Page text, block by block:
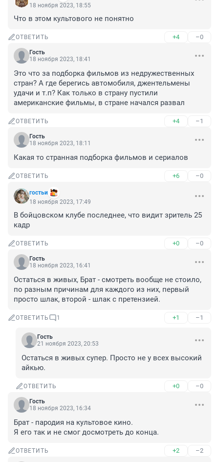
18 ноября 2023, 18:55
Что в этом культового не понятно
ОТВЕТИТЬ +4 –0
Гость
18 ноября 2023, 18:41
Это что за подборка фильмов из недружественных
стран? А где берегись автомобиля, джентельмены
удачи и т.п? Как только в страну пустили
американские фильмы, в стране начался развал
ОТВЕТИТЬ +4 –1
Гость
18 ноября 2023, 18:11
Какая то странная подборка фильмов и сериалов
ОТВЕТИТЬ +6 –0
гостьи
18 ноября 2023, 17:49
В бойцовском клубе последнее, что видит зритель 25
кадр
ОТВЕТИТЬ +0 –0
Гость
18 ноября 2023, 16:41
Остаться в живых, Брат - смотреть вообще не стоило,
по разным причинам для каждого из них, первый
просто шлак, второй - шлак с претензией.
ОТВЕТИТЬ 1 +1 –1
Гость
21 ноября 2023, 20:53
Остаться в живых супер. Просто не у всех высокий
айкью.
ОТВЕТИТЬ +0 –0
Гость
18 ноября 2023, 16:34
Брат - пародия на культовое кино.
Я его так и не смог досмотреть до конца.
ОТВЕТИТЬ +2 –2